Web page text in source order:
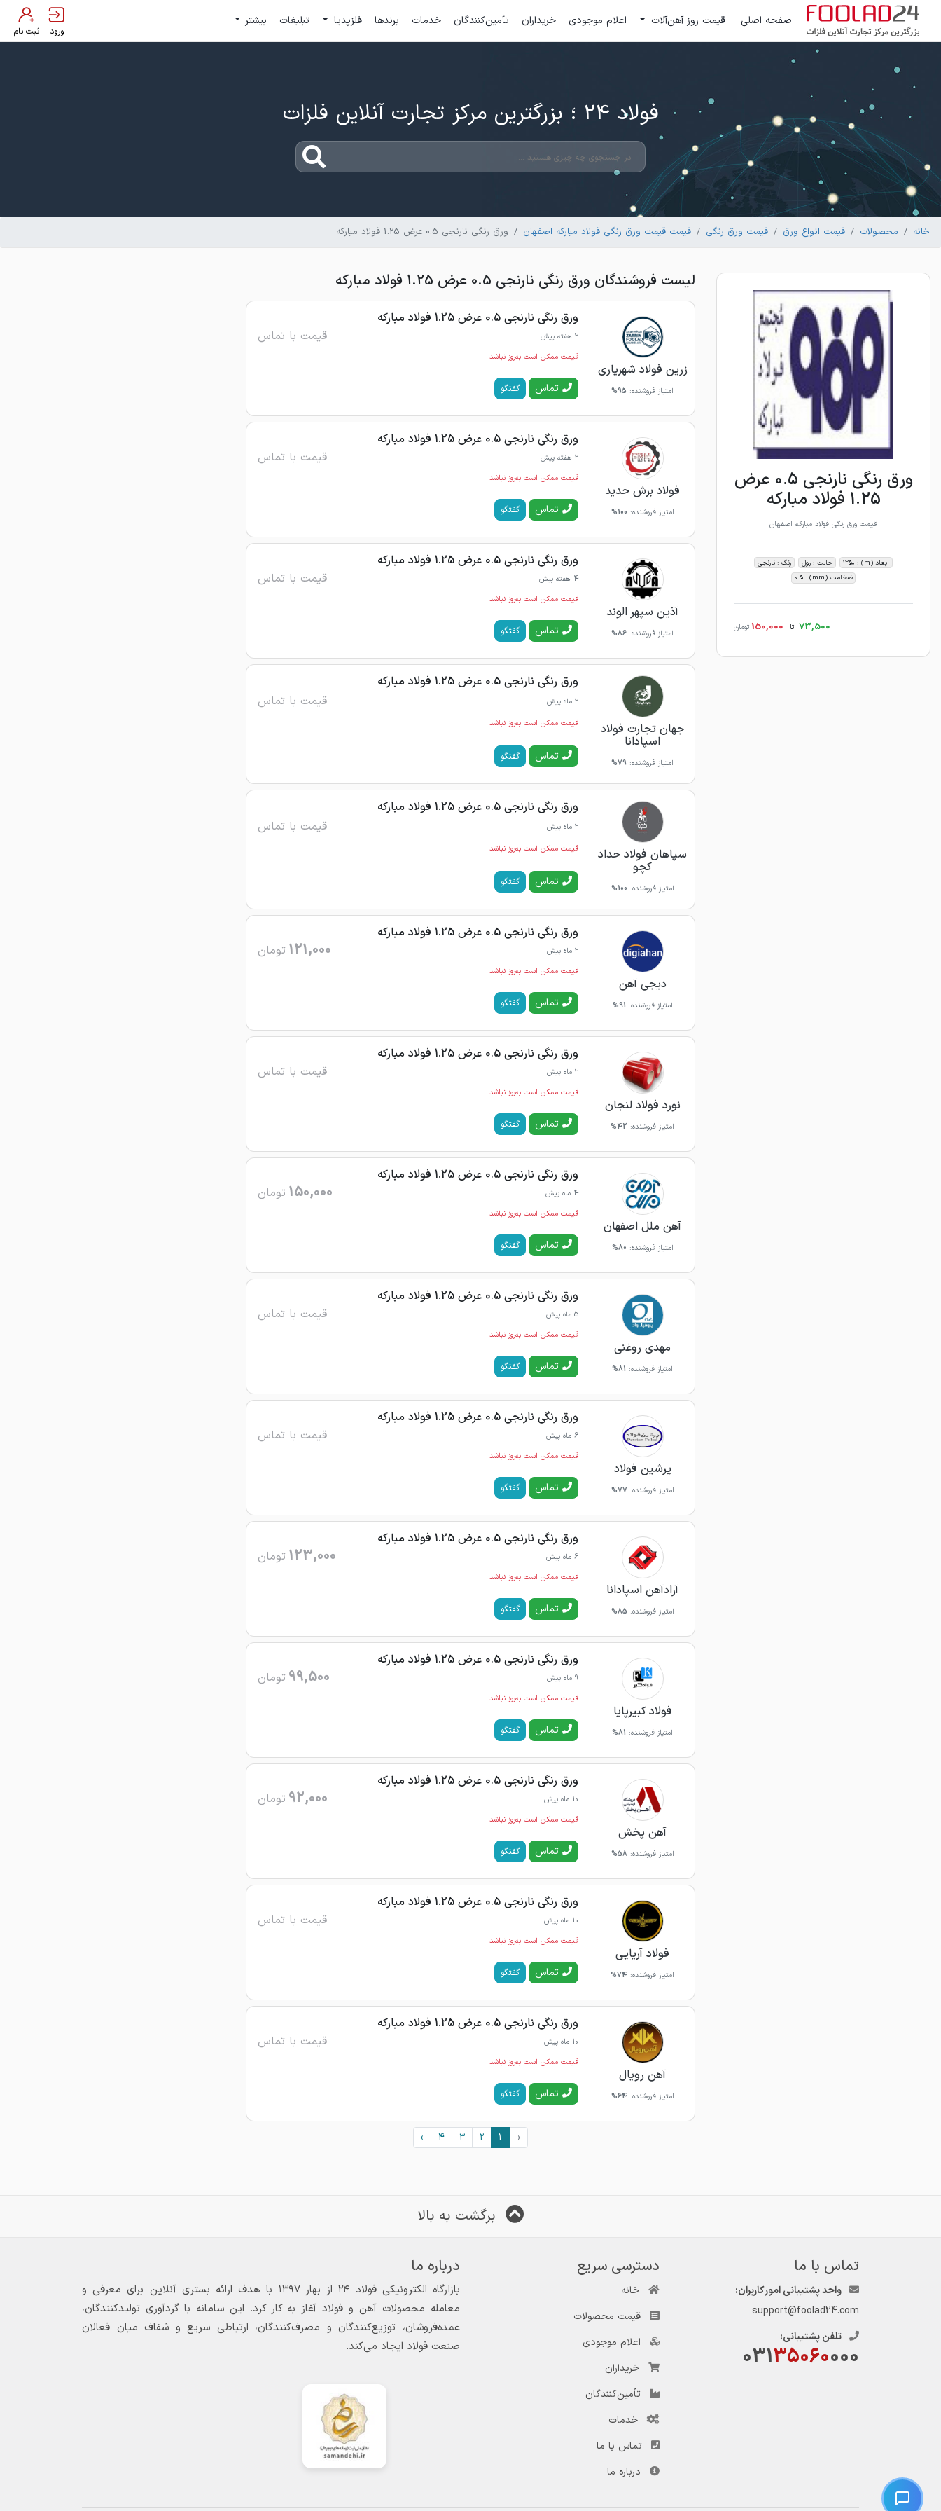
صفحه اصلی قیمت روز آهن‌آلات اعلام موجودی خریداران تأمین‌کنندگان خدمات برندها فلزپدیا تبلیغات بیشتر
ورود ثبت نام
فولاد 24 ؛ بزرگترین مرکز تجارت آنلاین فلزات
خانه محصولات قیمت انواع ورق قیمت ورق رنگی قیمت قیمت ورق رنگی فولاد مبارکه اصفهان ورق رنگی نارنجی 0.5 عرض 1.25 فولاد مبارکه
ورق رنگی نارنجی 0.5 عرض
1.25 فولاد مبارکه
قیمت ورق رنگی فولاد مبارکه اصفهان
ابعاد (m) : 1250 حالت : رول
رنگ : نارنجی
ضخامت (mm) : 0.5
73,500 تا 150,000 تومان
لیست فروشندگان ورق رنگی نارنجی 0.5 عرض 1.25 فولاد مبارکه
زرین فولاد شهریاری
امتیاز فروشنده: 95%
ورق رنگی نارنجی 0.5 عرض 1.25 فولاد مبارکه
2 هفته پیش قیمت با تماس
قیمت ممکن است به‌روز نباشد
تماس گفتگو
فولاد برش حدید
امتیاز فروشنده: 100%
ورق رنگی نارنجی 0.5 عرض 1.25 فولاد مبارکه
2 هفته پیش قیمت با تماس
قیمت ممکن است به‌روز نباشد
تماس گفتگو
آذین سپهر الوند
امتیاز فروشنده: 86%
ورق رنگی نارنجی 0.5 عرض 1.25 فولاد مبارکه
4 هفته پیش قیمت با تماس
قیمت ممکن است به‌روز نباشد
تماس گفتگو
جهان تجارت فولاد
اسپادانا
امتیاز فروشنده: 79%
ورق رنگی نارنجی 0.5 عرض 1.25 فولاد مبارکه
2 ماه پیش قیمت با تماس
قیمت ممکن است به‌روز نباشد
تماس گفتگو
سپاهان فولاد حداد
کچو
امتیاز فروشنده: 100%
ورق رنگی نارنجی 0.5 عرض 1.25 فولاد مبارکه
2 ماه پیش قیمت با تماس
قیمت ممکن است به‌روز نباشد
تماس گفتگو
دیجی آهن
امتیاز فروشنده: 91%
ورق رنگی نارنجی 0.5 عرض 1.25 فولاد مبارکه
2 ماه پیش 121,000 تومان
قیمت ممکن است به‌روز نباشد
تماس گفتگو
نورد فولاد لنجان
امتیاز فروشنده: 42%
ورق رنگی نارنجی 0.5 عرض 1.25 فولاد مبارکه
2 ماه پیش قیمت با تماس
قیمت ممکن است به‌روز نباشد
تماس گفتگو
آهن ملل اصفهان
امتیاز فروشنده: 80%
ورق رنگی نارنجی 0.5 عرض 1.25 فولاد مبارکه
4 ماه پیش 150,000 تومان
قیمت ممکن است به‌روز نباشد
تماس گفتگو
مهدی روغنی
امتیاز فروشنده: 81%
ورق رنگی نارنجی 0.5 عرض 1.25 فولاد مبارکه
5 ماه پیش قیمت با تماس
قیمت ممکن است به‌روز نباشد
تماس گفتگو
پرشین فولاد
امتیاز فروشنده: 77%
ورق رنگی نارنجی 0.5 عرض 1.25 فولاد مبارکه
6 ماه پیش قیمت با تماس
قیمت ممکن است به‌روز نباشد
تماس گفتگو
آرادآهن اسپادانا
امتیاز فروشنده: 85%
ورق رنگی نارنجی 0.5 عرض 1.25 فولاد مبارکه
6 ماه پیش 123,000 تومان
قیمت ممکن است به‌روز نباشد
تماس گفتگو
فولاد کبیرپایا
امتیاز فروشنده: 81%
ورق رنگی نارنجی 0.5 عرض 1.25 فولاد مبارکه
9 ماه پیش 99,500 تومان
قیمت ممکن است به‌روز نباشد
تماس گفتگو
آهن پخش
امتیاز فروشنده: 58%
ورق رنگی نارنجی 0.5 عرض 1.25 فولاد مبارکه
10 ماه پیش 92,000 تومان
قیمت ممکن است به‌روز نباشد
تماس گفتگو
فولاد آریایی
امتیاز فروشنده: 74%
ورق رنگی نارنجی 0.5 عرض 1.25 فولاد مبارکه
10 ماه پیش قیمت با تماس
قیمت ممکن است به‌روز نباشد
تماس گفتگو
آهن رویال
امتیاز فروشنده:64%
ورق رنگی نارنجی 0.5 عرض 1.25 فولاد مبارکه
10 ماه پیش قیمت با تماس
قیمت ممکن است به‌روز نباشد
تماس گفتگو
‹
1
2
3
4
›
برگشت به بالا
تماس با ما
واحد پشتیبانی امور کاربران:
support@foolad24.com
تلفن پشتیبانی:
03135060000
دسترسی سریع
خانه
قیمت محصولات
اعلام موجودی
خریداران
تأمین‌کنندگان
خدمات
تماس با ما
درباره ما
درباره ما
بازارگاه الکترونیکی فولاد ۲۴ از بهار ۱۳۹۷ با هدف ارائه بستری آنلاین برای معرفی و
معامله محصولات آهن و فولاد آغاز به کار کرد. این سامانه با گردآوری تولیدکنندگان،
عمده‌فروشان، توزیع‌کنندگان و مصرف‌کنندگان، ارتباطی سریع و شفاف میان فعالان
صنعت فولاد ایجاد می‌کند.